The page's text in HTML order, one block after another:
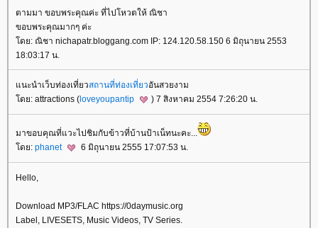
ตามมา ขอบพระคุณค่ะ ที่ไปโหวตให้ ณิชา
ขอบพระคุณมากๆ ค่ะ
โดย: ณิชา nichapatr.bloggang.com IP: 124.120.58.150 6 มิถุนายน 2553
18:03:17 น.
แนะนำเว็บท่องเที่ยวสถานที่ท่องเที่ยวอันสวยงาม
โดย: attractions (loveyoupantip ) 7 สิงหาคม 2554 7:26:20 น.
มาขอบคุณที่แวะไปชิมกับข้าวที่บ้านป้าเน็ทนะคะ...
โดย: phanet 6 มิถุนายน 2555 17:07:53 น.
Hello,
Download MP3/FLAC https://0daymusic.org
Label, LIVESETS, Music Videos, TV Series.